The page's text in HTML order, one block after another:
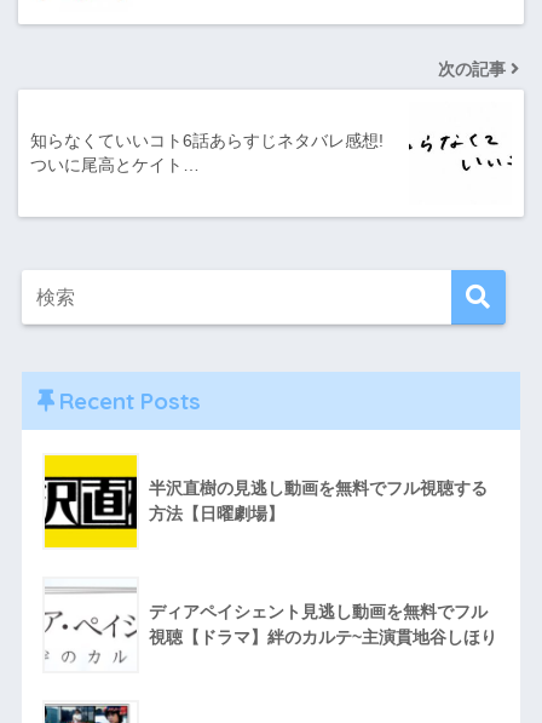
次の記事
知らなくていいコト6話あらすじネタバレ感想!
ついに尾高とケイト…
Recent Posts
半沢直樹の見逃し動画を無料でフル視聴する
方法【日曜劇場】
ディアペイシェント見逃し動画を無料でフル
視聴【ドラマ】絆のカルテ~主演貫地谷しほり